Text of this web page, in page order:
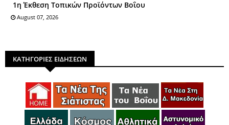
1η Έκθεση Τοπικών Προϊόντων Βοΐου
August 07, 2026
ΚΑΤΗΓΟΡΙΕΣ ΕΙΔΗΣΕΩΝ